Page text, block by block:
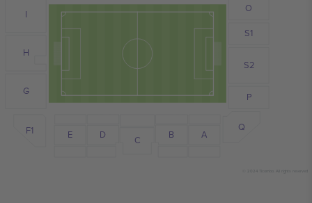
A
B
C
D
E
Q
P
S2
S1
O
F1
G
H
I
© 2024 Ticombo. All rights reserved